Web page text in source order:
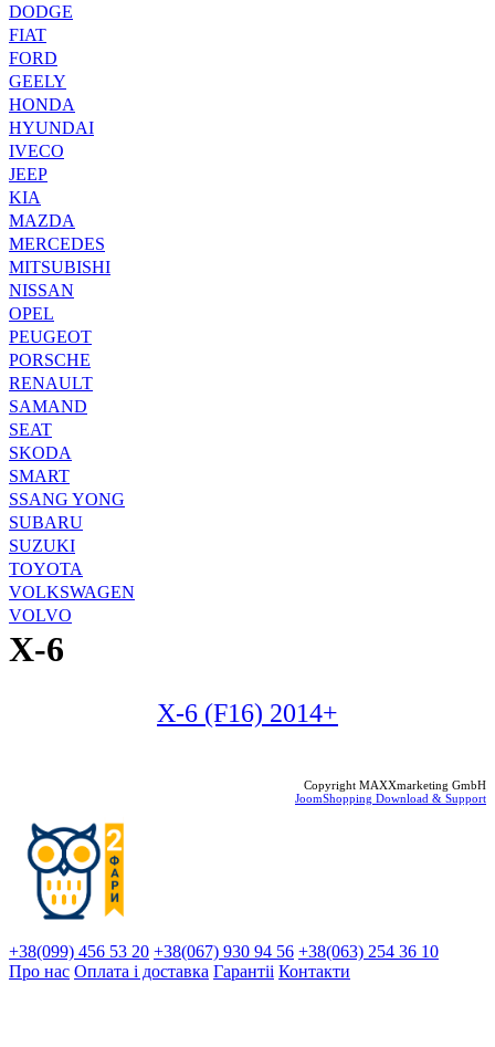
DODGE
FIAT
FORD
GEELY
HONDA
HYUNDAI
IVECO
JEEP
KIA
MAZDA
MERCEDES
MITSUBISHI
NISSAN
OPEL
PEUGEOT
PORSCHE
RENAULT
SAMAND
SEAT
SKODA
SMART
SSANG YONG
SUBARU
SUZUKI
TOYOTA
VOLKSWAGEN
VOLVO
X-6
X-6 (F16) 2014+
Copyright MAXXmarketing GmbH
JoomShopping Download & Support
+38(099) 456 53 20 +38(067) 930 94 56 +38(063) 254 36 10
Про нас Оплата і доставка Гарантіi Контакти